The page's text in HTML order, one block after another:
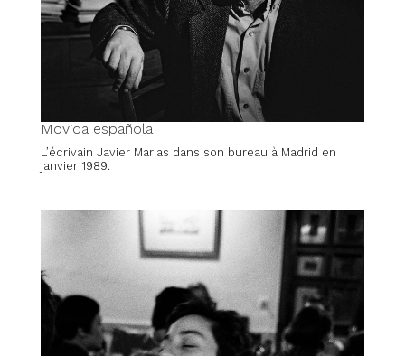
Movida española
L’écrivain Javier Marias dans son bureau à Madrid en
janvier 1989.